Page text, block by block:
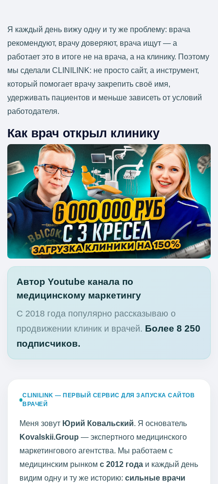
Я каждый день вижу одну и ту же проблему: врача
рекомендуют, врачу доверяют, врача ищут — а
работает это в итоге не на врача, а на клинику. Поэтому
мы сделали CLINILINK: не просто сайт, а инструмент,
который помогает врачу закрепить своё имя,
удерживать пациентов и меньше зависеть от условий
работодателя.
Как врач открыл клинику
Автор Youtube канала по
медицинскому маркетингу
С 2018 года популярно рассказываю о
продвижении клиник и врачей. Более 8 250
подписчиков.
CLINILINK — ПЕРВЫЙ СЕРВИС ДЛЯ ЗАПУСКА САЙТОВ
ВРАЧЕЙ
Меня зовут Юрий Ковальский. Я основатель
Kovalskii.Group — экспертного медицинского
маркетингового агентства. Мы работаем с
медицинским рынком с 2012 года и каждый день
видим одну и ту же историю: сильные врачи